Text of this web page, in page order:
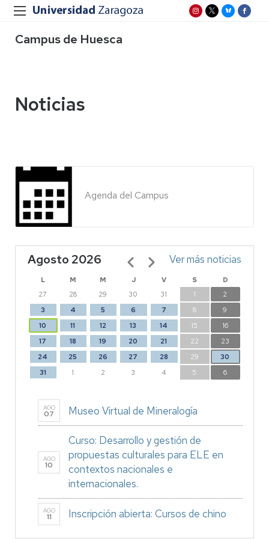
Campus de Huesca
Noticias
Agenda del Campus
Agosto 2026
L M M J V S
D
27
28 29 30 31 1
2
3
4 5 6 7 8
9
10
11 12 13 14 15
16
17
18 19 20 21 22
23
24
25 26 27 28 29
30
31
1 2 3 4 5 6
Paginación Ver más noticias
AGO
07 Museo Virtual de Mineralogía
AGO
10
Curso: Desarrollo y gestión de
propuestas culturales para ELE en
contextos nacionales e
internacionales.
AGO
11 Inscripción abierta: Cursos de chino